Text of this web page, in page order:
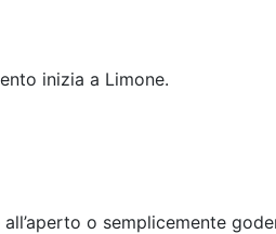
inizia a Limone.
o semplicemente